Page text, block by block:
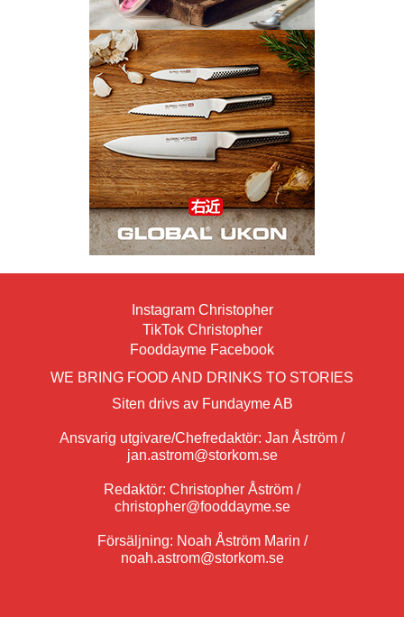
Instagram Christopher
TikTok Christopher
Fooddayme Facebook
WE BRING FOOD AND DRINKS TO STORIES
Siten drivs av Fundayme AB
Ansvarig utgivare/Chefredaktör: Jan Åström /
jan.astrom@storkom.se
Redaktör: Christopher Åström /
christopher@fooddayme.se
Försäljning: Noah Åström Marin /
noah.astrom@storkom.se